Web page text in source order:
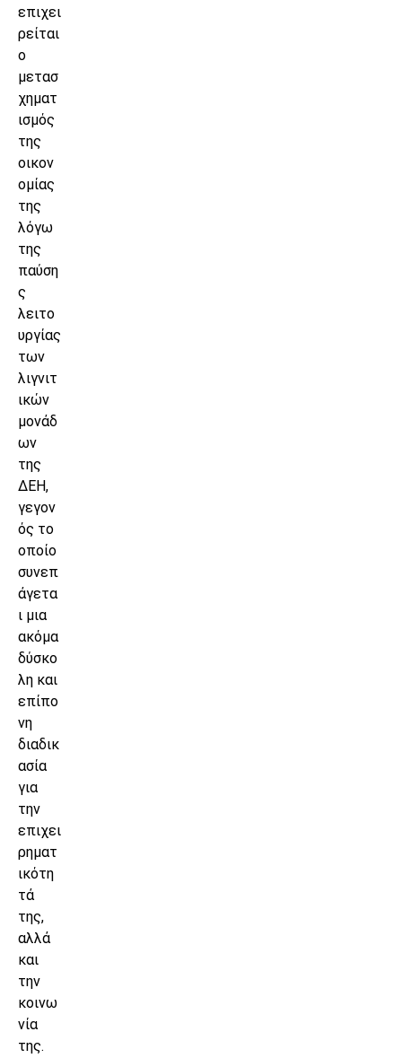
επιχει
ρείται
ο
μετασ
χηματ
ισμός
της
οικον
ομίας
της
λόγω
της
παύση
ς
λειτο
υργίας
των
λιγνιτ
ικών
μονάδ
ων
της
ΔΕΗ,
γεγον
ός το
οποίο
συνεπ
άγετα
ι μια
ακόμα
δύσκο
λη και
επίπο
νη
διαδικ
ασία
για
την
επιχει
ρηματ
ικότη
τά
της,
αλλά
και
την
κοινω
νία
της.